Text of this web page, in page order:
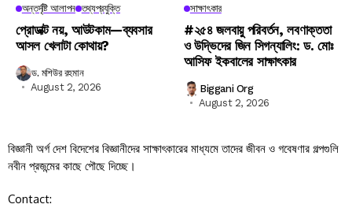
অন্তর্দৃষ্টি আলাপন তথ্যপ্রযুক্তি
প্রোডাক্ট নয়, আউটকাম—ব্যবসার
আসল খেলাটা কোথায়?
ড. মশিউর রহমান
August 2, 2026
সাক্ষাৎকার
#২৫৪ জলবায়ু পরিবর্তন, লবণাক্ততা
ও উদ্ভিদের জিন সিগন্যালিং: ড. মোঃ
আসিফ ইকবালের সাক্ষাৎকার
Biggani Org
August 2, 2026
বিজ্ঞানী অর্গ দেশ বিদেশের বিজ্ঞানীদের সাক্ষাৎকারের মাধ্যমে তাদের জীবন ও গবেষণার গল্পগুলি
নবীন প্রজন্মের কাছে পৌছে দিচ্ছে।
Contact: